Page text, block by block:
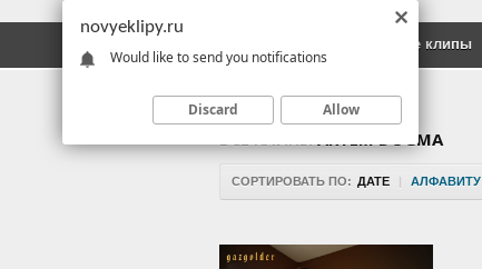
Русские клипы
ВСЕ КЛИПЫ ARTEM DOGMA
СОРТИРОВАТЬ ПО: ДАТЕ | АЛФАВИТУ
novyeklipy.ru
Would like to send you notifications
Discard Allow